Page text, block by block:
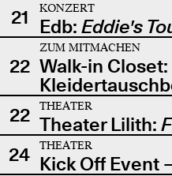
21
KONZERT
Edb: Eddie's
22
ZUM MITMACHEN
Walk-in Closet:
22
THEATER
Theater Lilith:
24
THEATER
Kick Off Event